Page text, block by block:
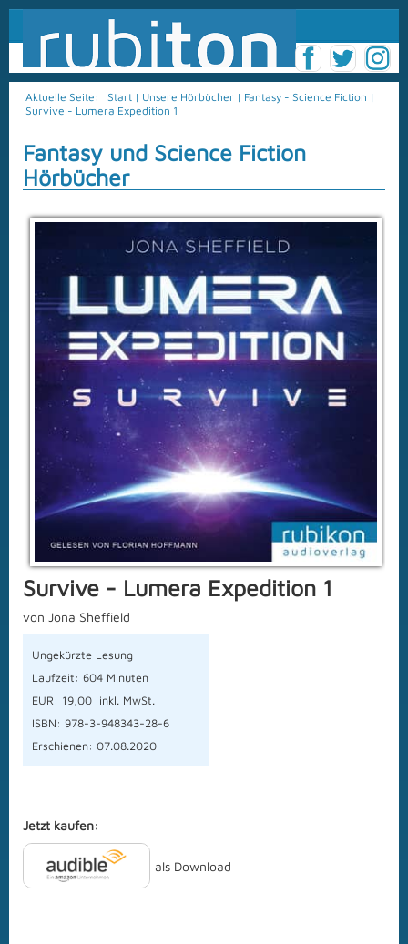
Aktuelle Seite: Start | Unsere Hörbücher | Fantasy - Science Fiction |
Survive - Lumera Expedition 1
Fantasy und Science Fiction
Hörbücher
Survive - Lumera Expedition 1
von Jona Sheffield
Ungekürzte Lesung
Laufzeit: 604 Minuten
EUR: 19,00 inkl. MwSt.
ISBN: 978-3-948343-28-6
Erschienen: 07.08.2020
Jetzt kaufen:
als Download